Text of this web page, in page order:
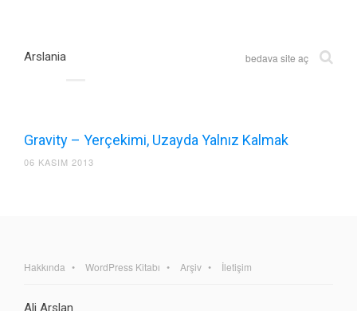
Arslania bedava site aç
Gravity – Yerçekimi, Uzayda Yalnız Kalmak
06 KASIM 2013
Hakkında WordPress Kitabı Arşiv İletişim
Ali Arslan